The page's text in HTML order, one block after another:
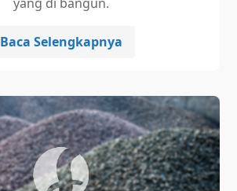
Baca Selengkapnya